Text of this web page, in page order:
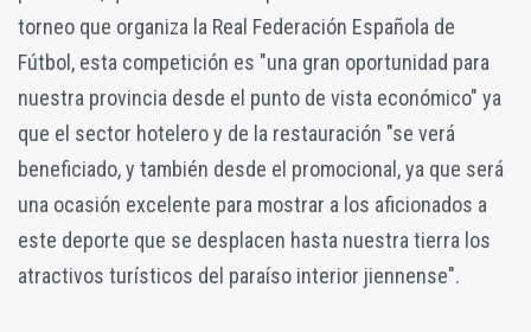
torneo que organiza la Real Federación Española de
Fútbol, esta competición es "una gran oportunidad para
nuestra provincia desde el punto de vista económico" ya
que el sector hotelero y de la restauración "se verá
beneficiado, y también desde el promocional, ya que será
una ocasión excelente para mostrar a los aficionados a
este deporte que se desplacen hasta nuestra tierra los
atractivos turísticos del paraíso interior jiennense".